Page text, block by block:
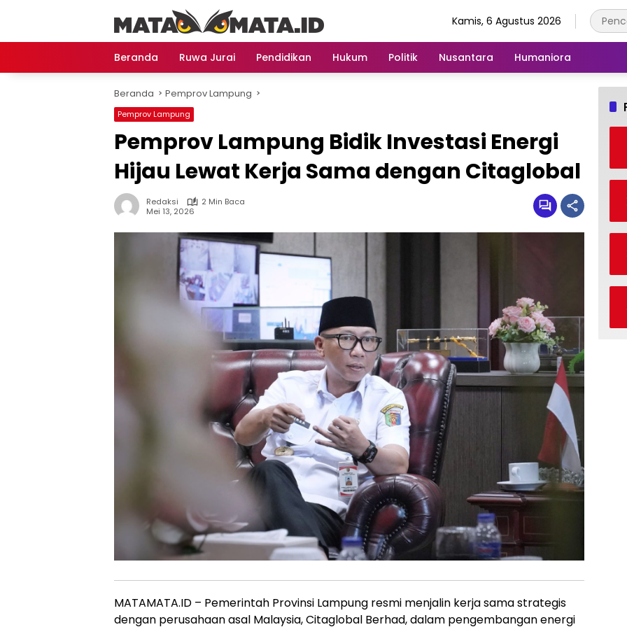
Kamis, 6 Agustus 2026
Beranda Ruwa Jurai Pendidikan Hukum Politik Nusantara Humaniora
Beranda Pemprov Lampung
Pemprov Lampung
Pemprov Lampung Bidik Investasi Energi
Hijau Lewat Kerja Sama dengan Citaglobal
Redaksi
2 Min Baca
Mei 13, 2026
MATAMATA.ID – Pemerintah Provinsi Lampung resmi menjalin kerja sama strategis
dengan perusahaan asal Malaysia, Citaglobal Berhad, dalam pengembangan energi